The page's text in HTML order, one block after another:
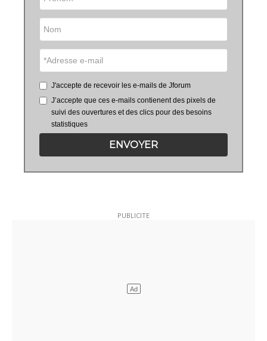
J'accepte de recevoir les e-mails de Jforum
J’accepte que ces e-mails contienent des pixels de
suivi des ouvertures et des clics pour des besoins
statistiques
ENVOYER